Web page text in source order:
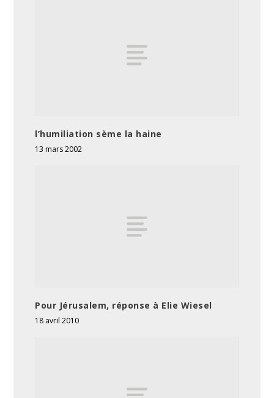
l’humiliation sème la haine
13 mars 2002
Pour Jérusalem, réponse à Elie Wiesel
18 avril 2010